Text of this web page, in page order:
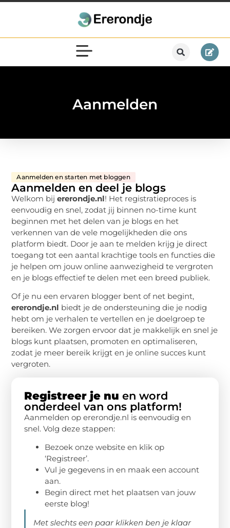
Aanmelden
Aanmelden en starten met bloggen
Aanmelden en deel je blogs
Welkom bijererondje.nl! Het registratieproces is
eenvoudig en snel, zodat jij binnen no-time kunt
beginnen met het delen van je blogs en het
verkennen van de vele mogelijkheden die ons
platform biedt. Door je aan te melden krijg je direct
toegang tot een aantal krachtige tools en functies die
je helpen om jouw online aanwezigheid te vergroten
en je blogs effectief te delen met een breed publiek.
Of je nu een ervaren blogger bent of net begint,
ererondje.nl biedt je de ondersteuning die je nodig
hebt om je verhalen te vertellen en je doelgroep te
bereiken. We zorgen ervoor dat je makkelijk en snel je
blogs kunt plaatsen, promoten en optimaliseren,
zodat je meer bereik krijgt en je online succes kunt
vergroten.
Registreer je nu en word
onderdeel van ons platform!
Aanmelden op ererondje.nl is eenvoudig en
snel. Volg deze stappen:
Bezoek onze website en klik op
‘Registreer’.
Vul je gegevens in en maak een account
aan.
Begin direct met het plaatsen van jouw
eerste blog!
Met slechts een paar klikken ben je klaar